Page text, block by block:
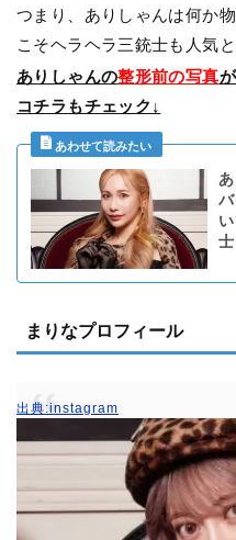
つまり、ありしゃんは何か
こそヘラヘラ三銃士も人気
ありしゃんの整形前の写真
コチラもチェック↓
士
まりなプロフィール
出典:instagram